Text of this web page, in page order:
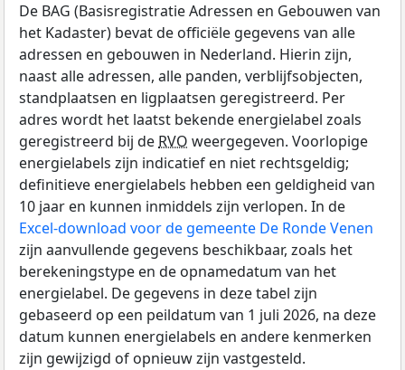
De BAG (Basisregistratie Adressen en Gebouwen van
het Kadaster) bevat de officiële gegevens van alle
adressen en gebouwen in Nederland. Hierin zijn,
naast alle adressen, alle panden, verblijfsobjecten,
standplaatsen en ligplaatsen geregistreerd. Per
adres wordt het laatst bekende energielabel zoals
geregistreerd bij de RVO weergegeven. Voorlopige
energielabels zijn indicatief en niet rechtsgeldig;
definitieve energielabels hebben een geldigheid van
10 jaar en kunnen inmiddels zijn verlopen. In de
Excel-download voor de gemeente De Ronde Venen
zijn aanvullende gegevens beschikbaar, zoals het
berekeningstype en de opnamedatum van het
energielabel. De gegevens in deze tabel zijn
gebaseerd op een peildatum van 1 juli 2026, na deze
datum kunnen energielabels en andere kenmerken
zijn gewijzigd of opnieuw zijn vastgesteld.